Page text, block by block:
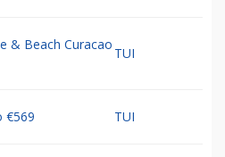
& Beach Curacao
TUI
€569 TUI